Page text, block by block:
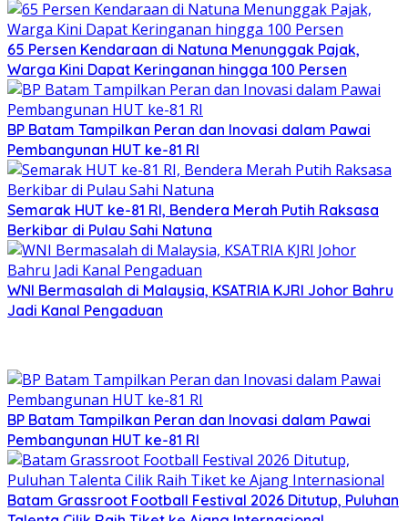
65 Persen Kendaraan di Natuna Menunggak Pajak,
Warga Kini Dapat Keringanan hingga 100 Persen
BP Batam Tampilkan Peran dan Inovasi dalam Pawai
Pembangunan HUT ke-81 RI
Semarak HUT ke-81 RI, Bendera Merah Putih Raksasa
Berkibar di Pulau Sahi Natuna
WNI Bermasalah di Malaysia, KSATRIA KJRI Johor Bahru
Jadi Kanal Pengaduan
BP Batam Tampilkan Peran dan Inovasi dalam Pawai
Pembangunan HUT ke-81 RI
Batam Grassroot Football Festival 2026 Ditutup, Puluhan